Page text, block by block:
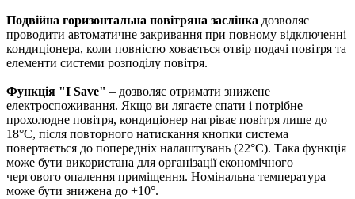
Подвійна горизонтальна повітряна заслінка дозволяє
проводити автоматичне закривання при повному відключенні
кондиціонера, коли повністю ховається отвір подачі повітря та
елементи системи розподілу повітря.
Функція "I Save" – дозволяє отримати знижене
електроспоживання. Якщо ви лягаєте спати і потрібне
прохолодне повітря, кондиціонер нагріває повітря лише до
18°С, після повторного натискання кнопки система
повертається до попередніх налаштувань (22°С). Така функція
може бути використана для організації економічного
чергового опалення приміщення. Номінальна температура
може бути знижена до +10°.